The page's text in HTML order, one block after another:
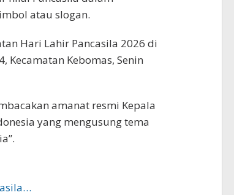
atau slogan.
Hari Lahir Pancasila 2026 di
Kecamatan Kebomas, Senin
amanat resmi Kepala
yang mengusung tema